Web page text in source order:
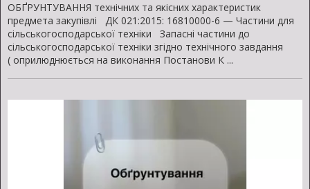
ОБҐРУНТУВАННЯ технічних та якісних характеристик
предмета закупівлі ДК 021:2015: 16810000-6 — Частини для
сільськогосподарської техніки Запасні частини до
сільськогосподарської техніки згідно технічного завдання
( оприлюднюється на виконання Постанови К ...